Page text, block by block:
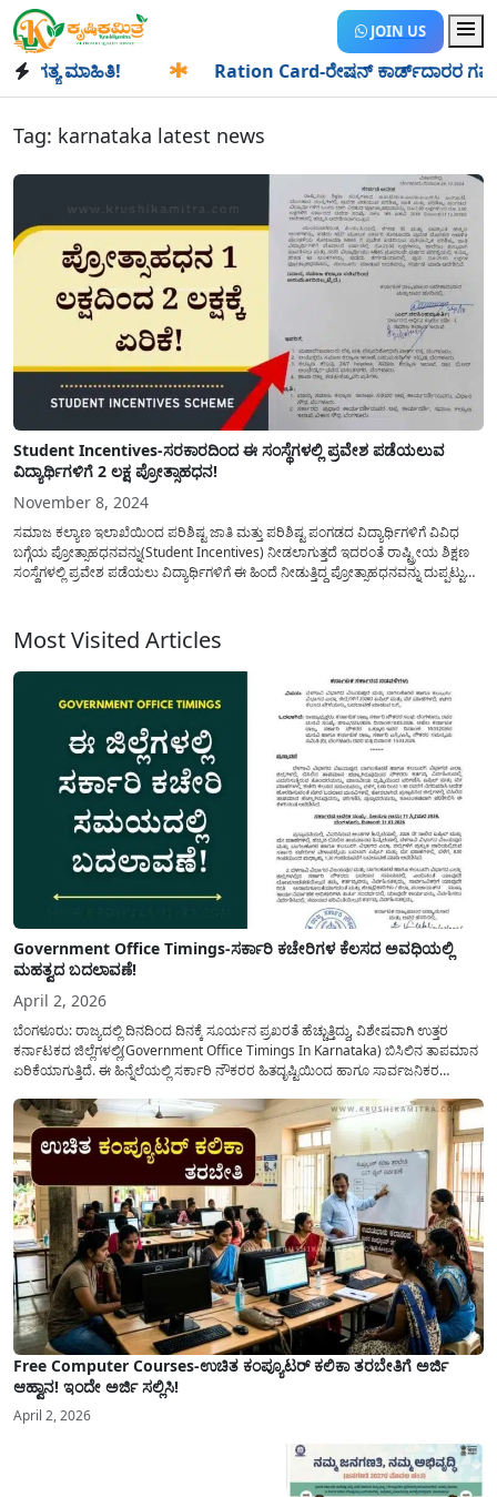
JOIN US
ಮಾಹಿತಿ! Ration Card-ರೇಷನ್ ಕಾರ್ಡ್‍ದಾರರ
Tag: karnataka latest news
Student Incentives-ಸರಕಾರದಿಂದ ಈ ಸಂಸ್ಥೆಗಳಲ್ಲಿ ಪ್ರವೇಶ ಪಡೆಯಲುವ
ವಿದ್ಯಾರ್ಥಿಗಳಿಗೆ 2 ಲಕ್ಷ ಪ್ರೋತ್ಸಾಹಧನ!
November 8, 2024
ಸಮಾಜ ಕಲ್ಯಾಣ ಇಲಾಖೆಯಿಂದ ಪರಿಶಿಷ್ಟ ಜಾತಿ ಮತ್ತು ಪರಿಶಿಷ್ಟ ಪಂಗಡದ ವಿದ್ಯಾರ್ಥಿಗಳಿಗೆ ವಿವಿಧ
ಬಗ್ಗೆಯ ಪ್ರೋತ್ಸಾಹಧನವನ್ನು(Student Incentives) ನೀಡಲಾಗುತ್ತದೆ ಇದರಂತೆ ರಾಷ್ಟ್ರೀಯ ಶಿಕ್ಷಣ
ಸಂಸ್ಥೆಗಳಲ್ಲಿ ಪ್ರವೇಶ ಪಡೆಯಲು ವಿದ್ಯಾರ್ಥಿಗಳಿಗೆ ಈ ಹಿಂದೆ ನೀಡುತ್ತಿದ್ದ ಪ್ರೋತ್ಸಾಹಧನವನ್ನು ದುಪ್ಪಟ್ಟು
Most Visited Articles
Government Office Timings-ಸರ್ಕಾರಿ ಕಚೇರಿಗಳ ಕೆಲಸದ ಅವಧಿಯಲ್ಲಿ
ಮಹತ್ವದ ಬದಲಾವಣೆ!
April 2, 2026
ಬೆಂಗಳೂರು: ರಾಜ್ಯದಲ್ಲಿ ದಿನದಿಂದ ದಿನಕ್ಕೆ ಸೂರ್ಯನ ಪ್ರಖರತೆ ಹೆಚ್ಚುತ್ತಿದ್ದು, ವಿಶೇಷವಾಗಿ ಉತ್ತರ
ಕರ್ನಾಟಕದ ಜಿಲ್ಲೆಗಳಲ್ಲಿ(Government Office Timings In Karnataka) ಬಿಸಿಲಿನ ತಾಪಮಾನ
ಏರಿಕೆಯಾಗುತ್ತಿದೆ. ಈ ಹಿನ್ನೆಲೆಯಲ್ಲಿ ಸರ್ಕಾರಿ ನೌಕರರ ಹಿತದೃಷ್ಟಿಯಿಂದ ಹಾಗೂ ಸಾರ್ವಜನಿಕರ
ಮತ್ತು ಕಲ್ಯಾಣ ಕರ್ನಾಟಕದ ಒಟ್ಟು 9 ಜಿಲ್ಲೆಗಳಲ್ಲಿ ಏಪ್ರಿಲ್...
Free Computer Courses-ಉಚಿತ ಕಂಪ್ಯೂಟರ್ ಕಲಿಕಾ ತರಬೇತಿಗೆ ಅರ್ಜಿ
ಆಹ್ವಾನ! ಇಂದೇ ಅರ್ಜಿ ಸಲ್ಲಿಸಿ!
April 2, 2026